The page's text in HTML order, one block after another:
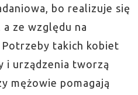
bo realizuje się
ze względu na
Potrzeby takich kobiet
i urządzenia tworzą
mężowie pomagają